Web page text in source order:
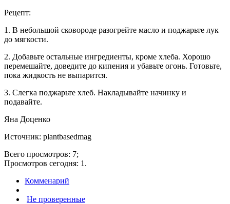
Рецепт:
1. В небольшой сковороде разогрейте масло и поджарьте лук
до мягкости.
2. Добавьте остальные ингредиенты, кроме хлеба. Хорошо
перемешайте, доведите до кипения и убавьте огонь. Готовьте,
пока жидкость не выпарится.
3. Слегка поджарьте хлеб. Накладывайте начинку и
подавайте.
Яна Доценко
Источник: plantbasedmag
Всего просмотров: 7;
Просмотров сегодня: 1.
Комменарий
Не проверенные